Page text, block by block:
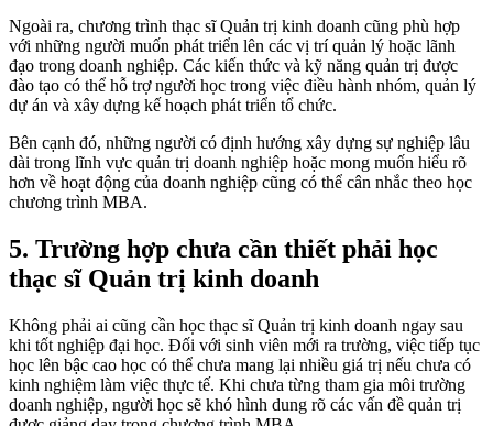
Ngoài ra, chương trình thạc sĩ Quản trị kinh doanh cũng phù hợp
với những người muốn phát triển lên các vị trí quản lý hoặc lãnh
đạo trong doanh nghiệp. Các kiến thức và kỹ năng quản trị được
đào tạo có thể hỗ trợ người học trong việc điều hành nhóm, quản lý
dự án và xây dựng kế hoạch phát triển tổ chức.
Bên cạnh đó, những người có định hướng xây dựng sự nghiệp lâu
dài trong lĩnh vực quản trị doanh nghiệp hoặc mong muốn hiểu rõ
hơn về hoạt động của doanh nghiệp cũng có thể cân nhắc theo học
chương trình MBA.
5. Trường hợp chưa cần thiết phải học
thạc sĩ Quản trị kinh doanh
Không phải ai cũng cần học thạc sĩ Quản trị kinh doanh ngay sau
khi tốt nghiệp đại học. Đối với sinh viên mới ra trường, việc tiếp tục
học lên bậc cao học có thể chưa mang lại nhiều giá trị nếu chưa có
kinh nghiệm làm việc thực tế. Khi chưa từng tham gia môi trường
doanh nghiệp, người học sẽ khó hình dung rõ các vấn đề quản trị